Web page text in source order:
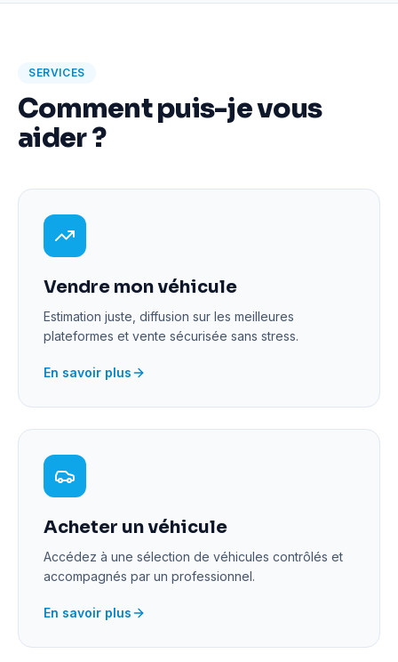
SERVICES
Comment puis-je vous
aider ?
Vendre mon véhicule
Estimation juste, diffusion sur les meilleures
plateformes et vente sécurisée sans stress.
En savoir plus
Acheter un véhicule
Accédez à une sélection de véhicules contrôlés et
accompagnés par un professionnel.
En savoir plus